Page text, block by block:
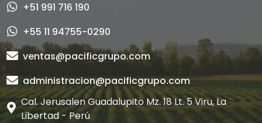
+51 991 716 190
+55 11 94755-0290
ventas@pacificgrupo.com
administracion@pacificgrupo.com
Cal. Jerusalen Guadalupito Mz. 18 Lt. 5 Viru, La
Libertad - Perú